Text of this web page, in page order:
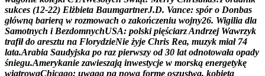
sukces (12-22) Elżbieta BaumgartnerJ.D. Vance: spór o Donbas
główną barierą w rozmowach o zakończeniu wojny26. Wigilia dla
Samotnych i BezdomnychUSA: polski pięściarzAndrzej Wawrzyk
trafił do aresztu na FlorydzieNie żyje Chris Rea, muzyk miał 74
lata.Arabia Saudyjska po raz pierwszy od 30 lat odnotowała opady
śniegu.Amerykanie zawieszają inwestycje w morską energetykę
wiatrowąChicago: uwaga na nową formę oszustwa, kobieta